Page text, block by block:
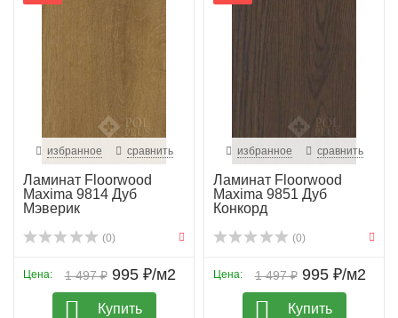
избранное сравнить
Ламинат Floorwood
Maxima 9814 Дуб
Мэверик
(0)
1 497 ₽
Цена: 995 ₽/м2
Купить
избранное сравнить
Ламинат Floorwood
Maxima 9851 Дуб
Конкорд
(0)
1 497 ₽
Цена: 995 ₽/м2
Купить